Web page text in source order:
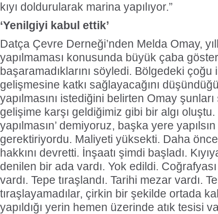
kıyı doldurularak marina yapılıyor.”
‘Yenilgiyi kabul ettik’
Datça Çevre Derneği’nden Melda Omay,
yapılmaması konusunda büyük çaba
başaramadıklarını söyledi. Bölgedeki çoğu
gelişmesine katkı sağlayacağını
yapılmasını istediğini belirten Omay
gelişime karşı geldiğimiz gibi bir algı
yapılmasın’ demiyoruz, başka yere
gerektiriyordu. Maliyeti yüksekti. Daha
hakkını devretti. İnşaatı şimdi başladı.
denilen bir ada vardı. Yok edildi.
vardı. Tepe tıraşlandı. Tarihi mezar vardı.
tıraşlayamadılar, çirkin bir şekilde ortada
yapıldığı yerin hemen üzerinde atık tesisi